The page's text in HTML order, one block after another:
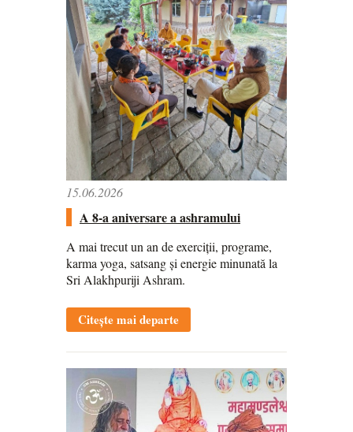
15.06.2026
A 8-a aniversare a ashramului
A mai trecut un an de exerciții, programe,
karma yoga, satsang și energie minunată la
Sri Alakhpuriji Ashram.
Citește mai departe